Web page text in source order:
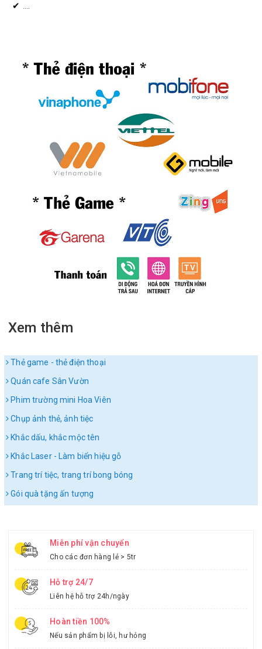
✔︎
Xem thêm
Thẻ game - thẻ điện thoại
Quán cafe Sân Vườn
Phim trường mini Hoa Viên
Chụp ảnh thẻ, ảnh tiệc
Khắc dấu, khắc mộc tên
Khắc Laser - Làm biển hiệu gỗ
Trang trí tiệc, trang trí bong bóng
Gói quà tặng ấn tượng
Miễn phí vận chuyển
Cho các đơn hàng lẻ > 5tr
Hỗ trợ 24/7
Liên hệ hỗ trợ 24h/ngày
Hoàn tiền 100%
Nếu sản phẩm bị lỗi, hư hỏng